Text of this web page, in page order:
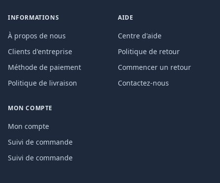
INFORMATIONS
À propos de nous
Clients d'entreprise
Méthode de paiement
Politique de livraison
AIDE
Centre d'aide
Politique de retour
Commencer un retour
Contactez-nous
MON COMPTE
Mon compte
Suivi de commande
Suivi de commande